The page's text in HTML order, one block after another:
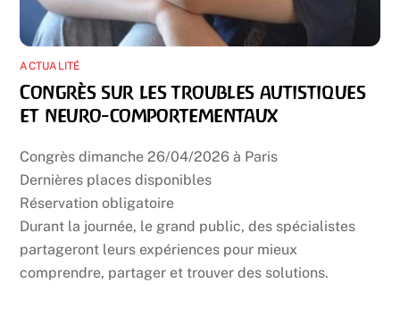
ACTUALITÉ
Congrès sur les troubles autistiques
et neuro-comportementaux
Congrès dimanche 26/04/2026 à Paris
Dernières places disponibles
Réservation obligatoire
Durant la journée, le grand public, des spécialistes
partageront leurs expériences pour mieux
comprendre, partager et trouver des solutions.